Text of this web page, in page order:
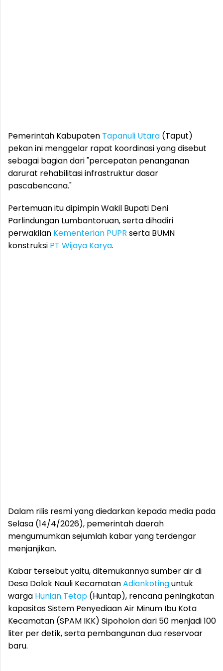
Pemerintah Kabupaten Tapanuli Utara (Taput)
pekan ini menggelar rapat koordinasi yang disebut
sebagai bagian dari "percepatan penanganan
darurat rehabilitasi infrastruktur dasar
pascabencana."
Pertemuan itu dipimpin Wakil Bupati Deni
Parlindungan Lumbantoruan, serta dihadiri
perwakilan Kementerian PUPR serta BUMN
konstruksi PT Wijaya Karya.
Dalam rilis resmi yang diedarkan kepada media pada
Selasa (14/4/2026), pemerintah daerah
mengumumkan sejumlah kabar yang terdengar
menjanjikan.
Kabar tersebut yaitu, ditemukannya sumber air di
Desa Dolok Nauli KecamatanAdiankotinguntuk
warga Hunian Tetap (Huntap), rencana peningkatan
kapasitas Sistem Penyediaan Air Minum Ibu Kota
Kecamatan (SPAM IKK) Sipoholon dari 50 menjadi 100
liter per detik, serta pembangunan dua reservoar
baru.